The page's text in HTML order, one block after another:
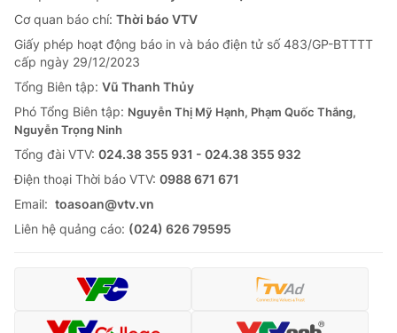
Cơ quan báo chí: Thời báo VTV
Giấy phép hoạt động báo in và báo điện tử số 483/GP-BTTTT
cấp ngày 29/12/2023
Tổng Biên tập: Vũ Thanh Thủy
Phó Tổng Biên tập: Nguyễn Thị Mỹ Hạnh, Phạm Quốc Thắng,
Nguyễn Trọng Ninh
Tổng đài VTV: 024.38 355 931 - 024.38 355 932
Ðiện thoại Thời báo VTV: 0988 671 671
Email: toasoan@vtv.vn
Liên hệ quảng cáo: (024) 626 79595